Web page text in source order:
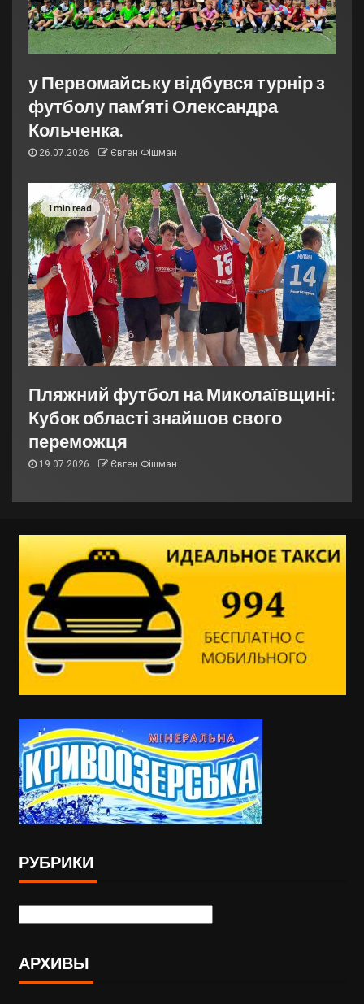
у Первомайську відбувся турнір з
футболу пам’яті Олександра
Кольченка.
26.07.2026 Євген Фішман
1 min read
Пляжний футбол на Миколаївщині:
Кубок області знайшов свого
переможця
19.07.2026 Євген Фішман
РУБРИКИ
АРХИВЫ